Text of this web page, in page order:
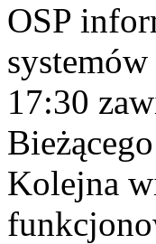
OSP
17:30
Kolejna